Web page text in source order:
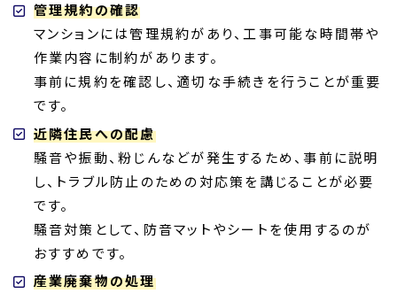
管理規約の確認
マンションには管理規約があり、工事可能な時間帯や
作業内容に制約があります。
事前に規約を確認し、適切な手続きを行うことが重要
です。
近隣住民への配慮
騒音や振動、粉じんなどが発生するため、事前に説明
し、トラブル防止のための対応策を講じることが必要
です。
騒音対策として、防音マットやシートを使用するのが
おすすめです。
産業廃棄物の処理